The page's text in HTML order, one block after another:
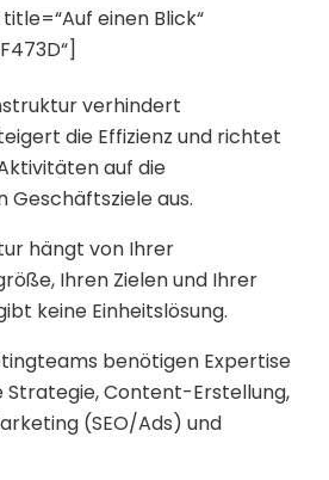
einen Blick“
verhindert
die Effizienz und richtet
auf die
aus.
hängt von Ihrer
Ihren Zielen und Ihrer
keine Einheitslösung.
benötigen Expertise
Strategie, Content-Erstellung,
(SEO/Ads) und